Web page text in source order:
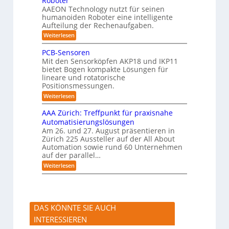
g
i
s
t
i
k
e
5
z
e
r
t
i
f
i
z
i
e
r
t
r
o
b
o
t
i
k
n
Z
e
i
t
n
v
o
n
K
I
w
i
c
h
t
i
g
e
r
a
l
c
h
i
t
e
f
ü
r
S
y
s
t
e
m
i
n
t
e
g
r
a
t
i
o
n
e
n
AAEON Technology nutzt für seinen
humanoiden Roboter eine intelligente
Aufteilung der Rechenaufgaben.
Weiterlesen:
I
t
e
l
l
i
g
e
n
t
e
S
t
e
u
e
r
u
r
u
PCB-Sensoren
Mit den Sensorköpfen AKP18 und IKP11
bietet Bogen kompakte Lösungen für
lineare und rotatorische
Positionsmessungen.
Weiterlesen:
P
C
B
-
S
e
n
s
o
r
e
AAA Zürich: Treffpunkt für praxisnahe
Automatisierungslösungen
Am 26. und 27. August präsentieren in
Zürich 225 Aussteller auf der All About
Automation sowie rund 60 Unternehmen
auf der parallel…
Weiterlesen:
A
ü
r
i
c
DAS KÖNNTE SIE AUCH
INTERESSIEREN